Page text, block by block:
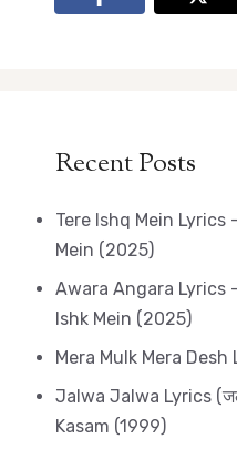
Recent Posts
Tere Ishq Mein Lyrics
Mein (2025)
Awara Angara Lyrics
Ishk Mein (2025)
Mera Mulk Mera Desh
Jalwa Jalwa Lyrics
Kasam (1999)